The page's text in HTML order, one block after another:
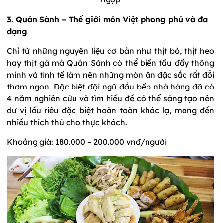
3. Quán Sành – Thế giới món Việt phong phú và đa
dạng
Chỉ từ những nguyên liệu cơ bản như thịt bò, thịt heo
hay thịt gà mà Quán Sành có thể biến tấu đầy thông
minh và tinh tế làm nên những món ăn đặc sắc rất đỗi
thơm ngon. Đặc biệt đội ngũ đầu bếp nhà hàng đã có
4 năm nghiên cứu và tìm hiểu để có thể sáng tạo nên
dư vị lẩu riêu đặc biệt hoàn toàn khác lạ, mang đến
nhiều thích thú cho thực khách.
Khoảng giá: 180.000 – 200.000 vnđ/người